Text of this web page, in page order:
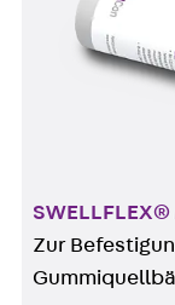
Zur